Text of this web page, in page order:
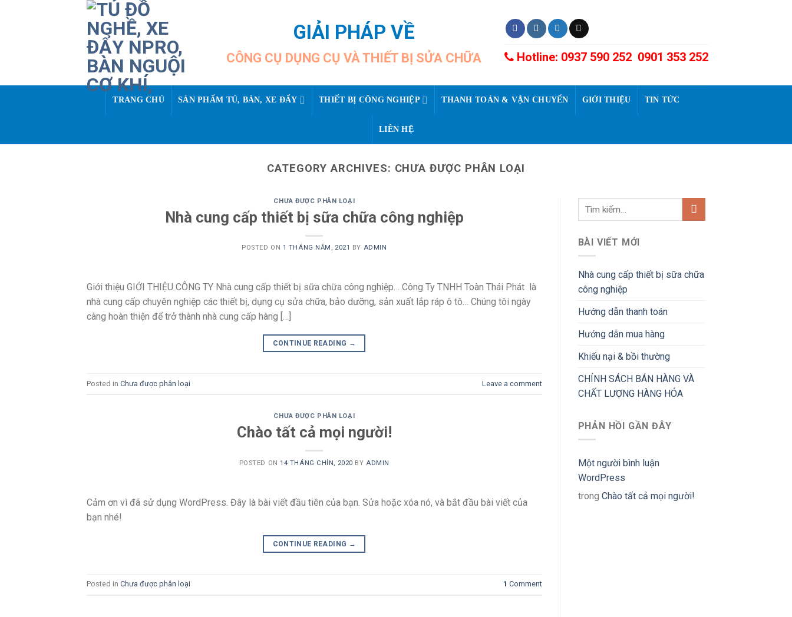
GIẢI PHÁP VỀ
CÔNG CỤ DỤNG CỤ VÀ THIẾT BỊ SỬA CHỮA Hotline: 0937 590 252 0901 353 252
TRANG CHỦ SẢN PHẨM TỦ, BÀN, XE ĐẨY THIẾT BỊ CÔNG NGHIỆP THANH TOÁN & VẬN CHUYỂN GIỚI THIỆU TIN TỨC
LIÊN HỆ
CATEGORY ARCHIVES: CHƯA ĐƯỢC PHÂN LOẠI
CHƯA ĐƯỢC PHÂN LOẠI
Nhà cung cấp thiết bị sữa chữa công nghiệp
POSTED ON 1 THÁNG NĂM, 2021 BY ADMIN
Giới thiệu GIỚI THIỆU CÔNG TY Nhà cung cấp thiết bị sữa chữa công nghiệp… Công Ty TNHH Toàn Thái Phát là
nhà cung cấp chuyên nghiệp các thiết bị, dụng cụ sửa chữa, bảo dưỡng, sản xuất lắp ráp ô tô… Chúng tôi ngày
càng hoàn thiện để trở thành nhà cung cấp hàng […]
CONTINUE READING →
Posted in Chưa được phân loại Leave a comment
CHƯA ĐƯỢC PHÂN LOẠI
Chào tất cả mọi người!
POSTED ON14 THÁNG CHÍN, 2020 BYADMIN
Cảm ơn vì đã sử dụng WordPress. Đây là bài viết đầu tiên của bạn. Sửa hoặc xóa nó, và bắt đầu bài viết của
bạn nhé!
CONTINUE READING →
Posted in Chưa được phân loại 1 Comment
BÀI VIẾT MỚI
Nhà cung cấp thiết bị sữa chữa
công nghiệp
Hướng dẫn thanh toán
Hướng dẫn mua hàng
Khiếu nại & bồi thường
CHÍNH SÁCH BÁN HÀNG VÀ
CHẤT LƯỢNG HÀNG HÓA
PHẢN HỒI GẦN ĐÂY
Một người bình luận
WordPress
trong Chào tất cả mọi người!